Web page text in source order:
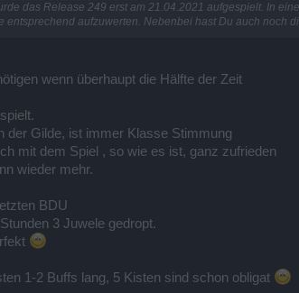
das Release 249 erst am 21.04.2021 aufgespielt. In
entsprechend aufzuwerten. Nebenbei hast Du auch noch
wenn überhaupt die Hälfte der Zeit
der Gilde, ist immer Klasse Stimmung
mit dem Spiel , so wie es ist, ganz zufrieden
wieder mehr.
BDU
3 Juwele gedropt.
1-2 Buffs lang, 5 Kisten sind schon obligat